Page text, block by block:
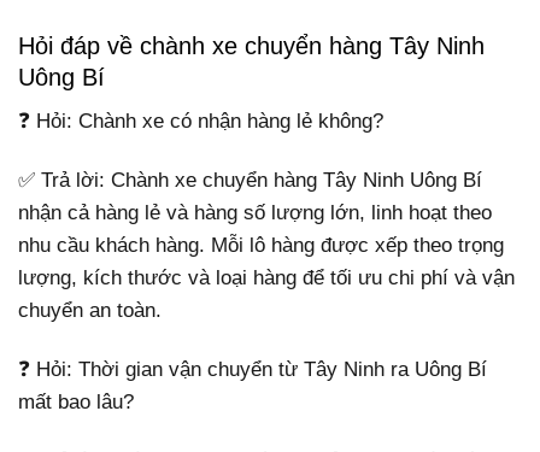
Hỏi đáp về chành xe chuyển hàng Tây Ninh
Uông Bí
❓ Hỏi: Chành xe có nhận hàng lẻ không?
✅ Trả lời: Chành xe chuyển hàng Tây Ninh Uông Bí
nhận cả hàng lẻ và hàng số lượng lớn, linh hoạt theo
nhu cầu khách hàng. Mỗi lô hàng được xếp theo trọng
lượng, kích thước và loại hàng để tối ưu chi phí và vận
chuyển an toàn.
❓ Hỏi: Thời gian vận chuyển từ Tây Ninh ra Uông Bí
mất bao lâu?